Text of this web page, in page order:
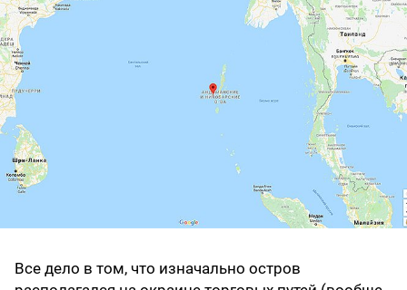
Все дело в том, что изначально остров